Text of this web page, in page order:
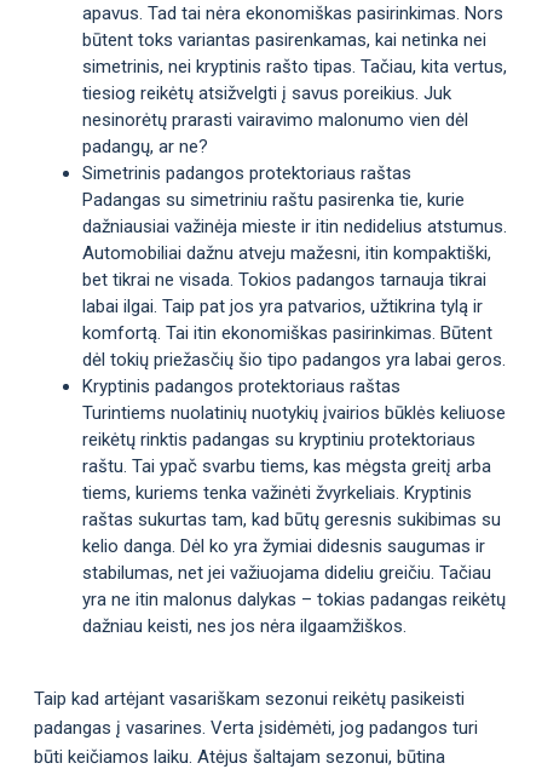
apavus. Tad tai nėra ekonomiškas pasirinkimas. Nors
būtent toks variantas pasirenkamas, kai netinka nei
simetrinis, nei kryptinis rašto tipas. Tačiau, kita vertus,
tiesiog reikėtų atsižvelgti į savus poreikius. Juk
nesinorėtų prarasti vairavimo malonumo vien dėl
padangų, ar ne?
Simetrinis padangos protektoriaus raštas
Padangas su simetriniu raštu pasirenka tie, kurie
dažniausiai važinėja mieste ir itin nedidelius atstumus.
Automobiliai dažnu atveju mažesni, itin kompaktiški,
bet tikrai ne visada. Tokios padangos tarnauja tikrai
labai ilgai. Taip pat jos yra patvarios, užtikrina tylą ir
komfortą. Tai itin ekonomiškas pasirinkimas. Būtent
dėl tokių priežasčių šio tipo padangos yra labai geros.
Kryptinis padangos protektoriaus raštas
Turintiems nuolatinių nuotykių įvairios būklės keliuose
reikėtų rinktis padangas su kryptiniu protektoriaus
raštu. Tai ypač svarbu tiems, kas mėgsta greitį arba
tiems, kuriems tenka važinėti žvyrkeliais. Kryptinis
raštas sukurtas tam, kad būtų geresnis sukibimas su
kelio danga. Dėl ko yra žymiai didesnis saugumas ir
stabilumas, net jei važiuojama dideliu greičiu. Tačiau
yra ne itin malonus dalykas – tokias padangas reikėtų
dažniau keisti, nes jos nėra ilgaamžiškos.
Taip kad artėjant vasariškam sezonui reikėtų pasikeisti
padangas į vasarines. Verta įsidėmėti, jog padangos turi
būti keičiamos laiku. Atėjus šaltajam sezonui, būtina